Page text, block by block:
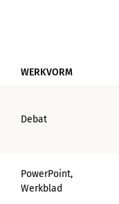
WERKVORM
Debat
PowerPoint,
Werkblad